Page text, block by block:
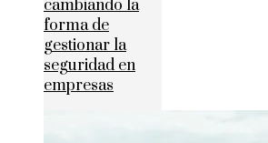
cambiando la
forma de
gestionar la
seguridad en
empresas